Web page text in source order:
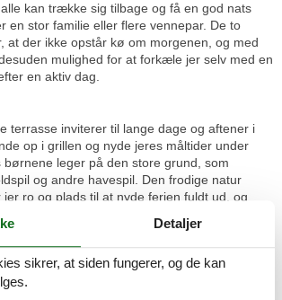
kan trække sig tilbage og få en god nats
en stor familie eller flere vennepar. De to
at der ikke opstår kø om morgenen, og med
mulighed for at forkæle jer selv med en
en aktiv dag.
terrasse inviterer til lange dage og aftener i
op i grillen og nyde jeres måltider under
børnene leger på den store grund, som
og andre havespil. Den frodige natur
ro og plads til at nyde ferien fuldt ud, og
er der plads til det hele.
oplevelser
for sin fredelige atmosfære og nærhed til
Detaljer
sikrer, at siden fungerer, og de kan